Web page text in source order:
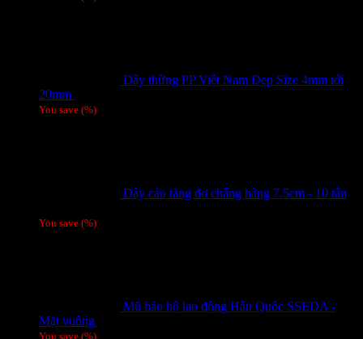
Dây thừng PP Việt Nam Đẹp Size 4mm tới
20mm
You save (%)
Dây cảo tăng đơ chằng hàng 7.5cm - 10 tấn
You save (%)
Mũ bảo hộ lao động Hàn Quốc SSEDA -
Mặt vuông
You save (%)